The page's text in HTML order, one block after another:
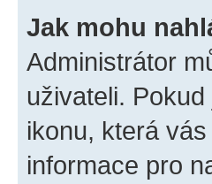
Jak mohu
Administrátor
uživateli.
ikonu, která
informace pro